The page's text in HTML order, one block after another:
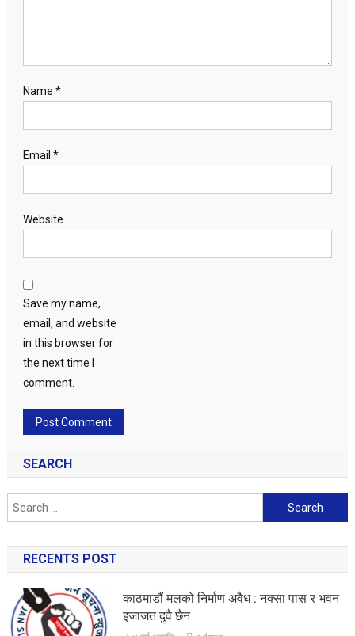
Name *
Email *
Website
Save my name,
email, and website
in this browser for
the next time I
comment.
SEARCH
Search
for:
RECENTS POST
काठमाडौं मलको निर्माण अवैध : नक्सा पास र भवन
इजाजत दुवै छैन